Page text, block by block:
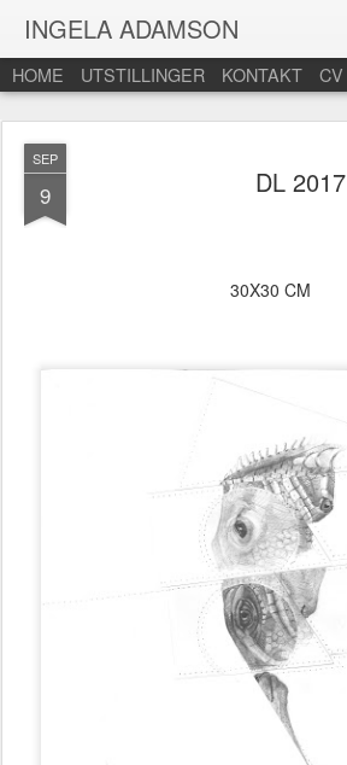
INGELA ADAMSON
HOME UTSTILLINGER KONTAKT CV
SEP
9 DL 2017
30X30 CM